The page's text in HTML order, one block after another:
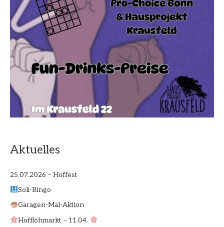
Aktuelles
25.07.2026 – Hoffest
Soli-Bingo
Garagen-Mal-Aktion
Hofflohmarkt – 11.04.